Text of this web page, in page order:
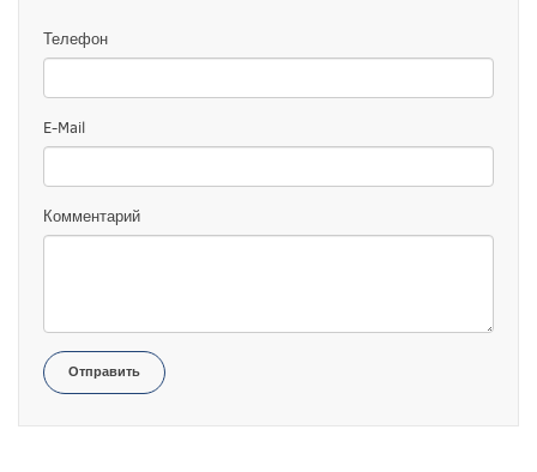
Телефон
E-Mail
Комментарий
Отправить